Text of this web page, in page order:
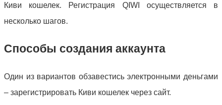
Киви кошелек. Регистрация QIWI осуществляется в
несколько шагов.
Способы создания аккаунта
Один из вариантов обзавестись электронными деньгами
– зарегистрировать Киви кошелек через сайт.